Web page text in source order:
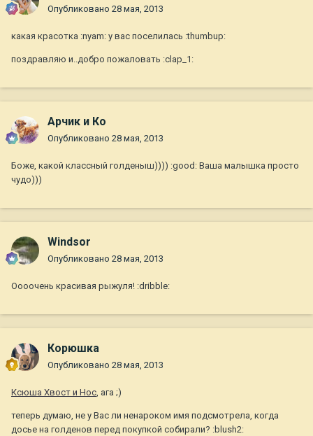
Опубликовано 28 мая, 2013
какая красотка :nyam: у вас поселилась :thumbup:
поздравляю и..добро пожаловать :clap_1:
Арчик и Ко
Опубликовано 28 мая, 2013
Боже, какой классный голденыш)))) :good: Ваша малышка просто
чудо)))
Windsor
Опубликовано 28 мая, 2013
Оооочень красивая рыжуля! :dribble:
Корюшка
Опубликовано 28 мая, 2013
Ксюша Хвост и Нос, ага ;)
теперь думаю, не у Вас ли ненароком имя подсмотрела, когда
досье на голденов перед покупкой собирали? :blush2: